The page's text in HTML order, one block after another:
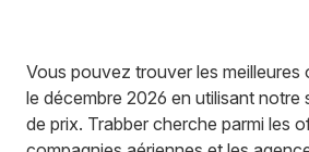
Vous pouvez trouver les
le décembre 2026 en utilisant notre
de prix. Trabber cherche parmi les